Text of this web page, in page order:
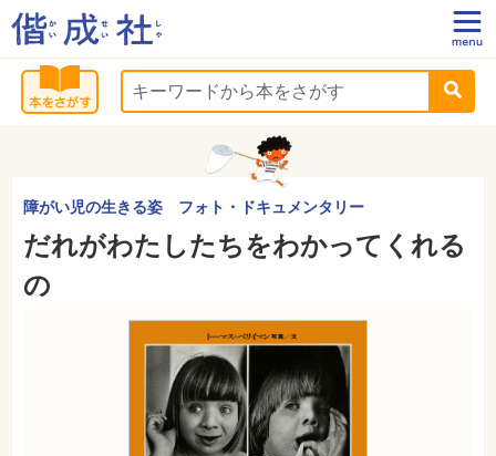
障がい児の生きる姿 フォト・ドキュメンタリー
だれがわたしたちをわかってくれる
の